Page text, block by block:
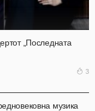
„Последната
3
музика